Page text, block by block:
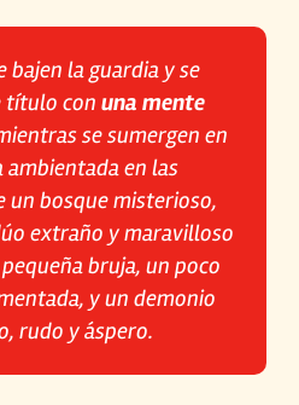
bajen la guardia y se
título con una mente
se sumergen en
en las
un bosque misterioso,
extraño y maravilloso
bruja, un poco
y un demonio
rudo y áspero.